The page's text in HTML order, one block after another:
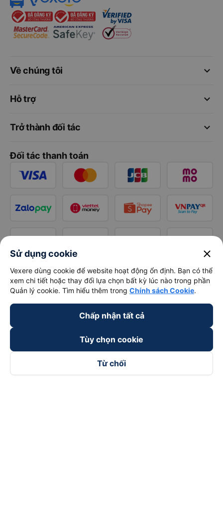
keyboard_arrow_down
Về chúng tôi
keyboard_arrow_down
Hỗ trợ
keyboard_arrow_down
Trở thành đối tác
Đối tác thanh toán
Sử dụng cookie close
Vexere dùng cookie để website hoạt động ổn định. Bạn có thể
xem chi tiết hoặc thay đổi lựa chọn bất kỳ lúc nào trong phần
Quản lý cookie. Tìm hiểu thêm trong Chính sách Cookie.
Chấp nhận tất cả
Tùy chọn cookie
Từ chối